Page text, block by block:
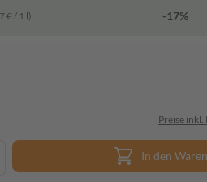
€ / 1 l) -17%
Preise inkl.
In den